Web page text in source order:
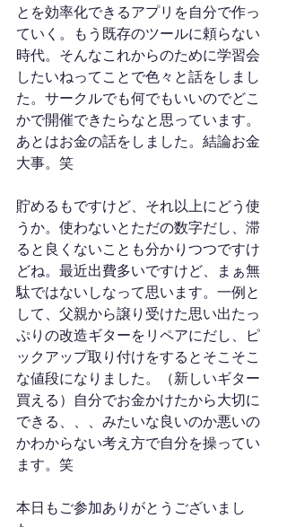
とを効率化できるアプリを自分で作っ
ていく。もう既存のツールに頼らない
時代。そんなこれからのために学習会
したいねってことで色々と話をしまし
た。サークルでも何でもいいのでどこ
かで開催できたらなと思っています。
あとはお金の話をしました。結論お金
大事。笑
貯めるもですけど、それ以上にどう使
うか。使わないとただの数字だし、滞
ると良くないことも分かりつつですけ
どね。最近出費多いですけど、まぁ無
駄ではないしなって思います。一例と
して、父親から譲り受けた思い出たっ
ぷりの改造ギターをリペアにだし、ピ
ックアップ取り付けをするとそこそこ
な値段になりました。（新しいギター
買える）自分でお金かけたから大切に
できる、、、みたいな良いのか悪いの
かわからない考え方で自分を操ってい
ます。笑
本日もご参加ありがとうございまし